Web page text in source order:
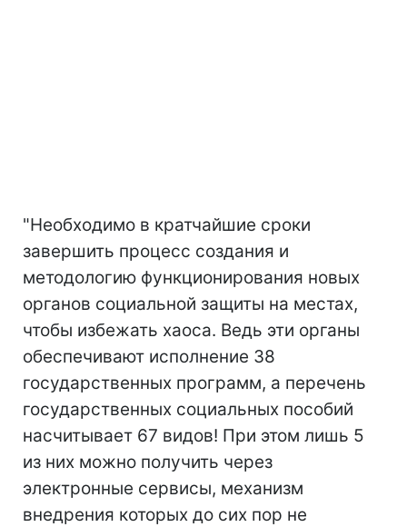
"Необходимо в кратчайшие сроки
завершить процесс создания и
методологию функционирования новых
органов социальной защиты на местах,
чтобы избежать хаоса. Ведь эти органы
обеспечивают исполнение 38
государственных программ, а перечень
государственных социальных пособий
насчитывает 67 видов! При этом лишь 5
из них можно получить через
электронные сервисы, механизм
внедрения которых до сих пор не